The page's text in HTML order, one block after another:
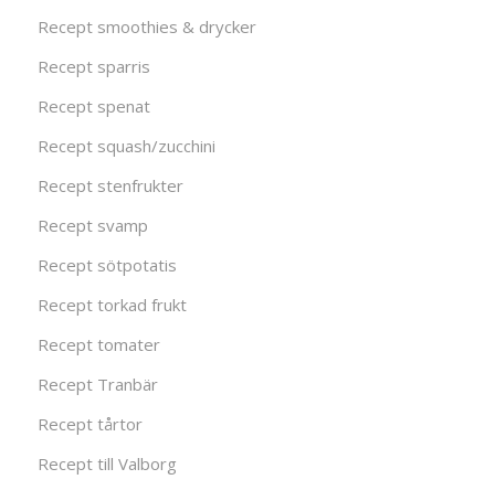
Recept smoothies & drycker
Recept sparris
Recept spenat
Recept squash/zucchini
Recept stenfrukter
Recept svamp
Recept sötpotatis
Recept torkad frukt
Recept tomater
Recept Tranbär
Recept tårtor
Recept till Valborg